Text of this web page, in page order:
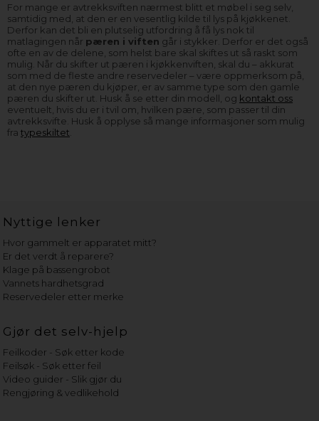
For mange er avtrekksviften nærmest blitt et møbel i seg selv,
samtidig med, at den er en vesentlig kilde til lys på kjøkkenet.
Derfor kan det bli en plutselig utfordring å få lys nok til
matlagingen når pæren i viften går i stykker. Derfor er det også
ofte en av de delene, som helst bare skal skiftes ut så raskt som
mulig. Når du skifter ut pæren i kjøkkenviften, skal du – akkurat
som med de fleste andre reservedeler – være oppmerksom på,
at den nye pæren du kjøper, er av samme type som den gamle
pæren du skifter ut. Husk å se etter din modell, og kontakt oss
eventuelt, hvis du er i tvil om, hvilken pære, som passer til din
avtrekksvifte. Husk å opplyse så mange informasjoner som mulig
fra typeskiltet
Nyttige lenker
Hvor gammelt er apparatet mitt?
Er det verdt å reparere?
Klage på bassengrobot
Vannets hardhetsgrad
Reservedeler etter merke
Gjør det selv-hjelp
Feilkoder - Søk etter kode
Feilsøk - Søk etter feil
Video guider - Slik gjør du
Rengjøring & vedlikehold